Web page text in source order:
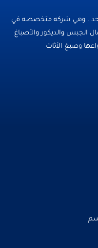
. وهي شركه متخصصه في
الجبس والديكور والأصباغ
وصبغ الأثاث